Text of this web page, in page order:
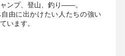
ンプ、登山、釣り――。
由に出かけたい人たちの強い
います。